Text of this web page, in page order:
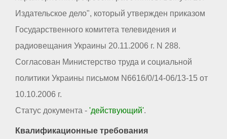
Издательское дело", который утвержден приказом
Государственного комитета телевидения и
радиовещания Украины 20.11.2006 г. N 288.
Согласован Министерство труда и социальной
политики Украины письмом N6616/0/14-06/13-15 от
10.10.2006 г.
Статус документа - 'действующий'.
Квалификационные требования